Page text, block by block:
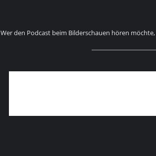
Wer den Podcast beim Bilderschauen hören